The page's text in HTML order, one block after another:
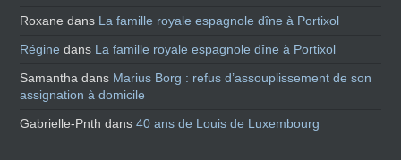
Roxane dans La famille royale espagnole dîne à Portixol
Régine dans La famille royale espagnole dîne à Portixol
Samantha dans Marius Borg : refus d’assouplissement de son
assignation à domicile
Gabrielle-Pnth dans40 ans de Louis de Luxembourg